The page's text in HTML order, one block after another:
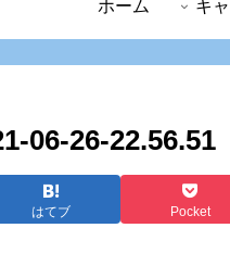
ホーム キ
06-26-22.56.51
はてブ Pocket